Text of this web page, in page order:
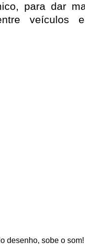
para dar
veículos
desenho, sobe o som!